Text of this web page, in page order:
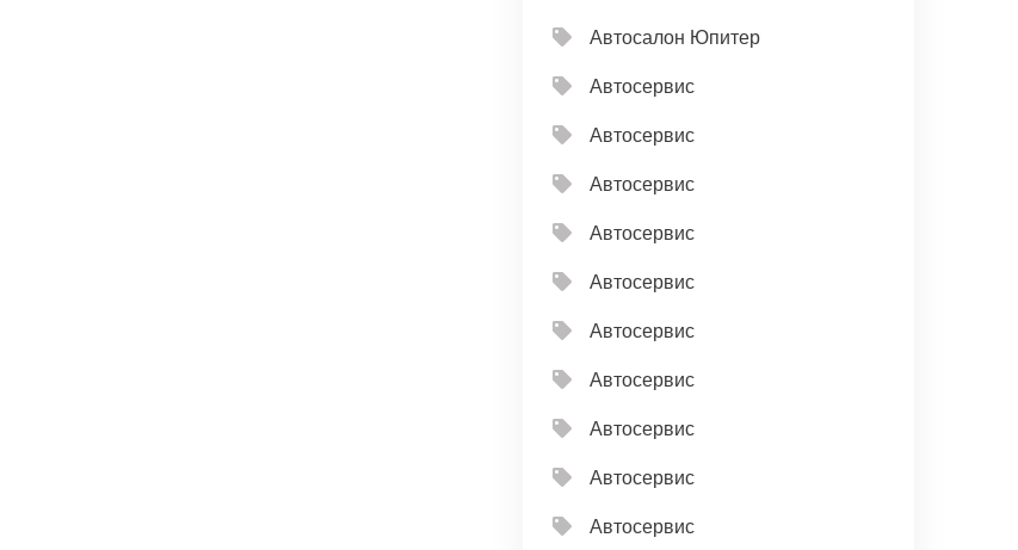
Автосалон Юпитер
Автосервис
Автосервис
Автосервис
Автосервис
Автосервис
Автосервис
Автосервис
Автосервис
Автосервис
Автосервис